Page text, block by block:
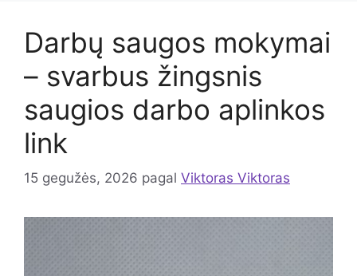
Darbų saugos mokymai
– svarbus žingsnis
saugios darbo aplinkos
link
15 gegužės, 2026 pagal Viktoras Viktoras